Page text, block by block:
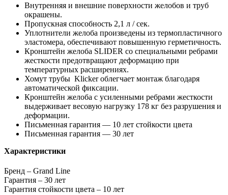
Внутренняя и внешние поверхности желобов и труб
окрашены.
Пропускная способность 2,1 л / сек.
Уплотнители желоба произведены из термопластичного
эластомера, обеспечивают повышенную герметичность.
Кронштейн желоба SLIDER со специальными ребрами
жесткости предотвращают деформацию при
температурных расширениях.
Хомут трубы Klicker облегчает монтаж благодаря
автоматической фиксации.
Кронштейн желоба с усиленными ребрами жесткости
выдерживает весовую нагрузку 178 кг без разрушения и
деформации.
Письменная гарантия — 10 лет стойкости цвета
Письменная гарантия — 30 лет
Характеристики
Бренд – Grand Line
Гарантия – 30 лет
Гарантия стойкости цвета – 10 лет